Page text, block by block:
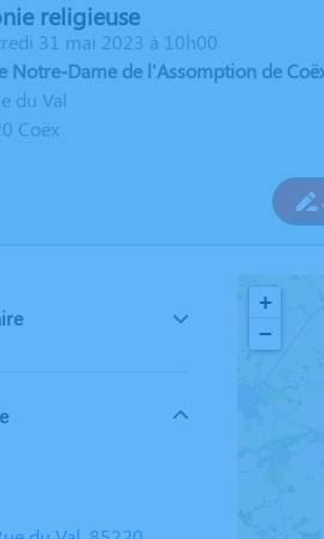
religieuse
31 mai 2023 à 10h00
Notre-Dame de l'Assomption de
du Val
Coëx
+
−